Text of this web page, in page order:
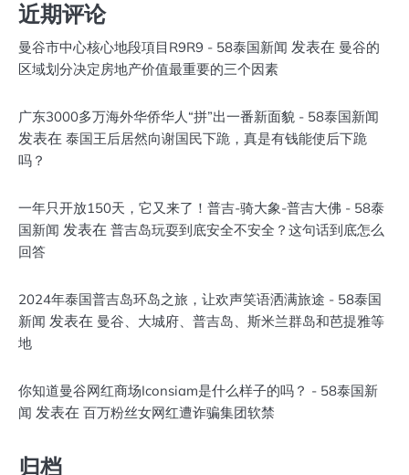
近期评论
曼谷市中心核心地段項目R9R9 - 58泰国新闻 发表在 曼谷的
区域划分决定房地产价值最重要的三个因素
广东3000多万海外华侨华人“拼”出一番新面貌 - 58泰国新闻
发表在 泰国王后居然向谢国民下跪，真是有钱能使后下跪
吗？
一年只开放150天，它又来了！普吉-骑大象-普吉大佛 - 58泰
国新闻 发表在 普吉岛玩耍到底安全不安全？这句话到底怎么
回答
2024年泰国普吉岛环岛之旅，让欢声笑语洒满旅途 - 58泰国
新闻 发表在 曼谷、大城府、普吉岛、斯米兰群岛和芭提雅等
地
你知道曼谷网红商场Iconsiam是什么样子的吗？ - 58泰国新
闻 发表在 百万粉丝女网红遭诈骗集团软禁
归档